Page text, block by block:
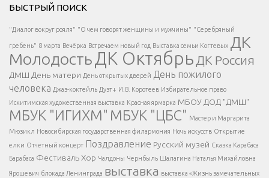
Есть вопрос?
Напишите нам
</span >
Написать
</button >
</div >
</div > </div >
БЫСТРЫЙ ПОИСК
"Диалог вокруг рояля" "О чем говорят женщины и мужчины" "Серебряный
гребень" 8 марта Вечёрка Встречаем новый год Выставка семьи Когтевых ДК
МолодостьДК Октябрь ДК Россия
ДМШ День матери День открытых дверей День пожилого
человека Джаз-коктейль Дуэт+ И.В. Коротеев Избирательное право
Искитимская художественная выставка Красная ярмарка МБОУ ДОД "ДМШ"
МБУК "ИГИХМ" МБУК "ЦБС" Мастер и Маргарита
Мюзикл Новосибирская государственная филармония Ночь искусств Открытие
елки Отчетный концерт Поздравление Русский музей Сказка Карабаса
Барабаса Фестиваль Хор Чалдоны Чернбыль Шалагина Наталья Михайловна
Ярошевич блокада Ленинграда выставка выставка «Жизнь замечательных